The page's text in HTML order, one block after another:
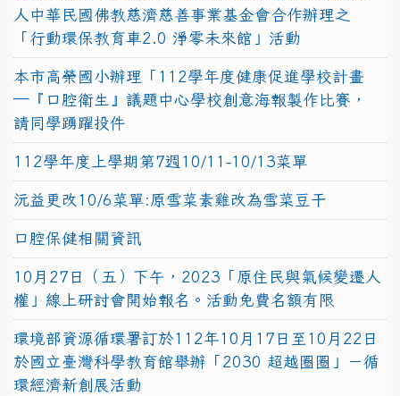
人中華民國佛教慈濟慈善事業基金會合作辦理之
「行動環保教育車2.0 淨零未來館」活動
本市高榮國小辦理「112學年度健康促進學校計畫
─『口腔衛生』議題中心學校創意海報製作比賽，
請同學踴躍投件
112學年度上學期第7週10/11-10/13菜單
沅益更改10/6菜單:原雪菜素雞改為雪菜豆干
口腔保健相關資訊
10月27日（五）下午，2023「原住民與氣候變遷人
權」線上研討會開始報名。活動免費名額有限
環境部資源循環署訂於112年10月17日至10月22日
於國立臺灣科學教育館舉辦「2030 超越圈圈」－循
環經濟新創展活動